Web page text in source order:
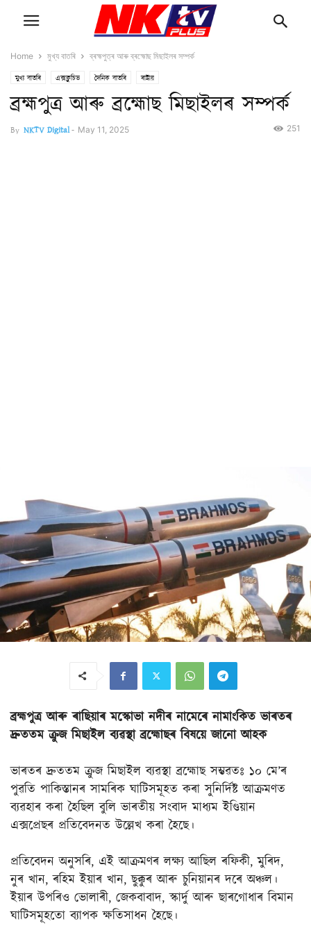
Home মুখ্য বাতৰি ব্ৰহ্মপুত্ৰ আৰু ব্ৰহ্মোছ মিছাইলৰ সম্পৰ্ক
মুখ্য বাতৰি এক্সক্লুচিভ দৈনিক বাতৰি ৰাষ্ট্ৰীয়
ব্ৰহ্মপুত্ৰ আৰু ব্ৰহ্মোছ মিছাইলৰ সম্পৰ্ক
By NKTV Digital- May 11, 2025 251
ব্ৰহ্মপুত্ৰ আৰু ৰাছিয়াৰ মস্কোভা নদীৰ নামেৰে নামাংকিত ভাৰতৰ
দ্ৰুততম ক্ৰুজ মিছাইল ব্যৱস্থা ব্ৰহ্মোছৰ বিষয়ে জানো আহক
ভাৰতৰ দ্ৰুততম ক্ৰুজ মিছাইল ব্যৱস্থা ব্ৰহ্মোছ সম্ভৱতঃ ১০ মে’ৰ
পুৱতি পাকিস্তানৰ সামৰিক ঘাটিসমূহত কৰা সুনিৰ্দিষ্ট আক্ৰমণত
ব্যৱহাৰ কৰা হৈছিল বুলি ভাৰতীয় সংবাদ মাধ্যম ইণ্ডিয়ান
এক্সপ্ৰেছৰ প্ৰতিবেদনত উল্লেখ কৰা হৈছে।
প্ৰতিবেদন অনুসৰি, এই আক্ৰমণৰ লক্ষ্য আছিল ৰফিকী, মুৰিদ,
নুৰ খান, ৰহিম ইয়াৰ খান, ছুক্কুৰ আৰু চুনিয়ানৰ দৰে অঞ্চল।
ইয়াৰ উপৰিও ভোলাৰী, জেকবাবাদ, স্কাৰ্দু আৰু ছাৰগোধাৰ বিমান
ঘাটিসমূহতো ব্যাপক ক্ষতিসাধন হৈছে।